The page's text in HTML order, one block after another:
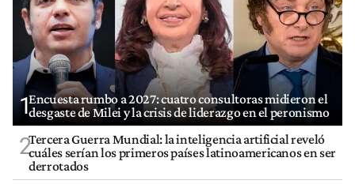
1Encuesta rumbo a 2027: cuatro consultoras midieron el
desgaste de Milei y la crisis de liderazgo en el peronismo
2Tercera Guerra Mundial: la inteligencia artificial reveló
cuáles serían los primeros países latinoamericanos en ser
derrotados